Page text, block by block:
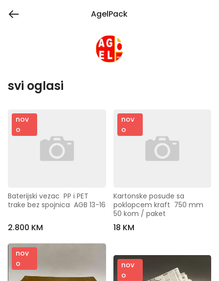
AgelPack
svi oglasi
nov
o
Baterijski vezac  PP i PET
trake bez spojnica  AGB 13-16
2.800 KM
nov
o
Kartonske posude sa
poklopcem kraft  750 mm
50 kom / paket
18 KM
nov
o
nov
o